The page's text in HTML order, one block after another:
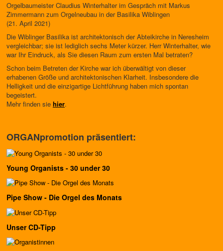
Orgelbaumeister Claudius Winterhalter im Gespräch mit Markus
Zimmermann zum Orgelneubau in der Basilika Wiblingen
(21. April 2021)
Die Wiblinger Basilika ist architektonisch der Abteikirche in Neresheim
vergleichbar; sie ist lediglich sechs Meter kürzer. Herr Winterhalter, wie
war Ihr Eindruck, als Sie diesen Raum zum ersten Mal betraten?
Schon beim Betreten der Kirche war ich überwältigt von dieser
erhabenen Größe und architektonischen Klarheit. Insbesondere die
Helligkeit und die einzigartige Lichtführung haben mich spontan
begeistert.
Mehr finden sie hier.
ORGANpromotion präsentiert:
Young Organists - 30 under 30
Pipe Show - Die Orgel des Monats
Unser CD-Tipp